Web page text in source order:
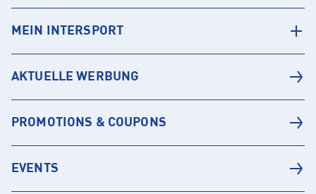
MEIN INTERSPORT
AKTUELLE WERBUNG
PROMOTIONS & COUPONS
EVENTS